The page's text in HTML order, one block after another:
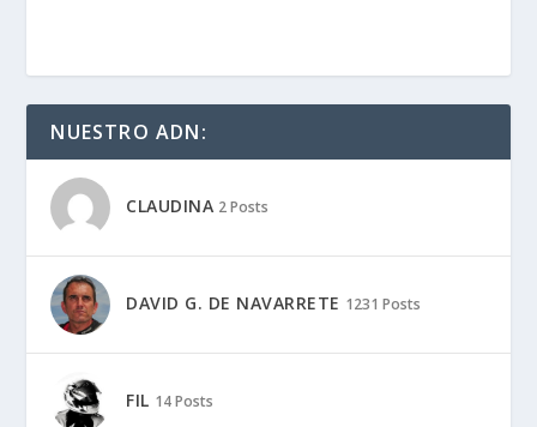
NUESTRO ADN:
CLAUDINA 2 Posts
DAVID G. DE NAVARRETE 1231 Posts
FIL 14 Posts